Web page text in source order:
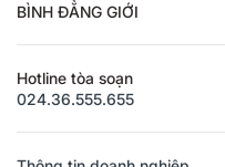
BÌNH ĐẲNG GIỚI
Hotline tòa soạn
024.36.555.655